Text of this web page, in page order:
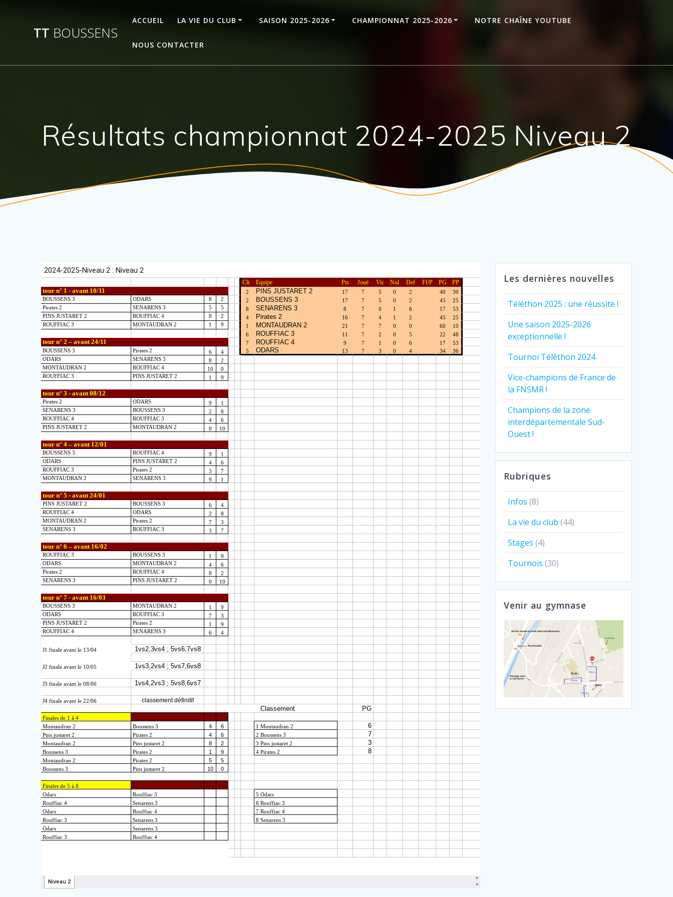
TT BOUSSENS
ACCUEIL LA VIE DU CLUB SAISON 2025-2026 CHAMPIONNAT 2025-2026 NOTRE CHAÎNE YOUTUBE
NOUS CONTACTER
Résultats championnat 2024-2025 Niveau 2
Les dernières nouvelles
Téléthon 2025 : une réussite !
Une saison 2025-2026
exceptionnelle !
Tournoi Téléthon 2024
Vice-champions de France de
la FNSMR !
Champions de la zone
interdépartementale Sud-
Ouest !
Rubriques
Infos (8)
La vie du club (44)
Stages (4)
Tournois (30)
Venir au gymnase